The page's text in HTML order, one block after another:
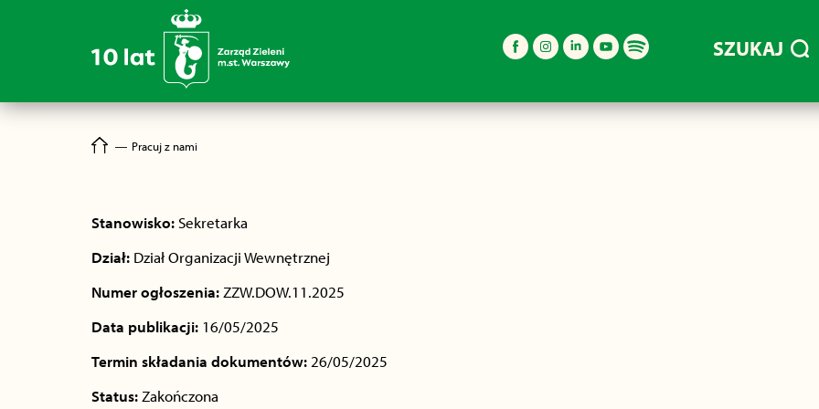
SZUKAJ
― Pracuj z nami
Stanowisko:Sekretarka
Dział:Dział Organizacji Wewnętrznej
Numer ogłoszenia:ZZW.DOW.11.2025
Data publikacji:16/05/2025
Termin składania dokumentów:26/05/2025
Status:Zakończona